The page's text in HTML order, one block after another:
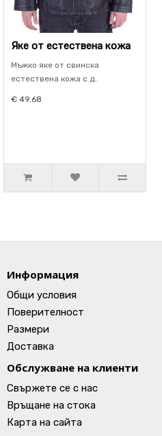
Яке от естествена кожа
Мъжко яке от свинска
естествена кожа с д..
€ 49.68
Информация
Общи условия
Поверителност
Размери
Доставка
Обслужване на клиенти
Свържете се с нас
Връщане на стока
Карта на сайта